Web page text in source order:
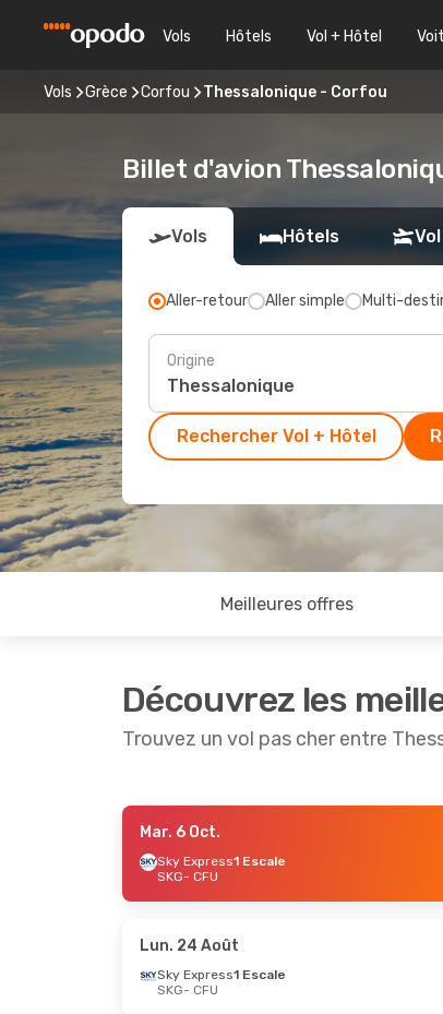
Vols Hôtels Vol + Hôtel
Vols Grèce Corfou Thessalonique - Corfou
Billet d'avion
Vols Hôtels
Aller-retour Aller simple Multi-
Origine
Rechercher Vol + Hôtel
Meilleures offres
Découvrez les
Trouvez un vol pas cher entre
- Lun. 24 Août
1 Escale
Mar. 6 Oct.
Sky Express1 Escale
SKG- CFU
Lun. 24 Août
Sky Express1 Escale
SKG- CFU